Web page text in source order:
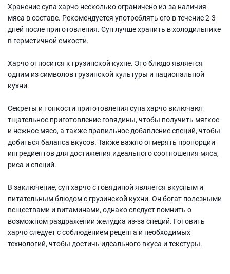
Хранение супа харчо несколько ограничено из-за наличия
мяса в составе. Рекомендуется употреблять его в течение 2-3
дней после приготовления. Суп лучше хранить в холодильнике
в герметичной емкости.
Харчо относится к грузинской кухне. Это блюдо является
одним из символов грузинской культуры и национальной
кухни.
Секреты и тонкости приготовления супа харчо включают
тщательное приготовление говядины, чтобы получить мягкое
и нежное мясо, а также правильное добавление специй, чтобы
добиться баланса вкусов. Также важно отмерять пропорции
ингредиентов для достижения идеального соотношения мяса,
риса и специй.
В заключение, суп харчо с говядиной является вкусным и
питательным блюдом с грузинской кухни. Он богат полезными
веществами и витаминами, однако следует помнить о
возможном раздражении желудка из-за специй. Готовить
харчо следует с соблюдением рецепта и необходимых
технологий, чтобы достичь идеального вкуса и текстуры.